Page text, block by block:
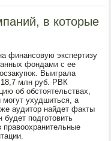
в которые
финансовую экспертизу
фондами с ее
Выиграла
18,7 млн руб. РВК
об обстоятельствах,
могут ухудшиться, а
аудитор найдет факты
подготовить